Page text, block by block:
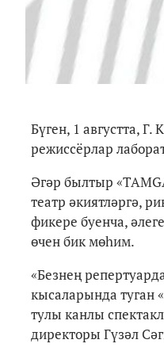
Бүген, 1 августта,
режиссёрлар
Әгәр былтыр «
театр әкиятләргә,
фикере буенча,
өчен бик мөһим.
«Безнең
кысаларында туган«
тулы канлы
директоры Гүзәл